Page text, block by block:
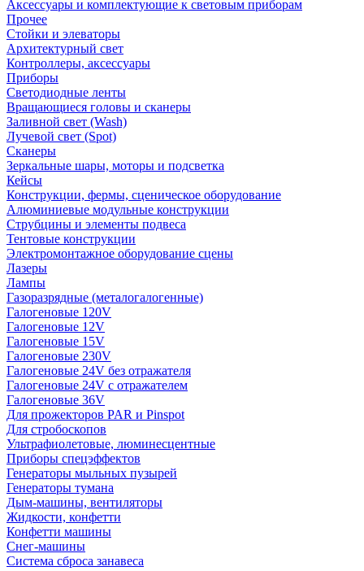
Аксессуары и комплектующие к световым приборам
Прочее
Стойки и элеваторы
Архитектурный свет
Контроллеры, аксессуары
Приборы
Светодиодные ленты
Вращающиеся головы и сканеры
Заливной свет (Wash)
Лучевой свет (Spot)
Сканеры
Зеркальные шары, моторы и подсветка
Кейсы
Конструкции, фермы, сценическое оборудование
Алюминиевые модульные конструкции
Струбцины и элементы подвеса
Тентовые конструкции
Электромонтажное оборудование сцены
Лазеры
Лампы
Газоразрядные (металогалогенные)
Галогеновые 120V
Галогеновые 12V
Галогеновые 15V
Галогеновые 230V
Галогеновые 24V без отражателя
Галогеновые 24V с отражателем
Галогеновые 36V
Для прожекторов PAR и Pinspot
Для стробоскопов
Ультрафиолетовые, люминесцентные
Приборы спецэффектов
Генераторы мыльных пузырей
Генераторы тумана
Дым-машины, вентиляторы
Жидкости, конфетти
Конфетти машины
Снег-машины
Система сброса занавеса